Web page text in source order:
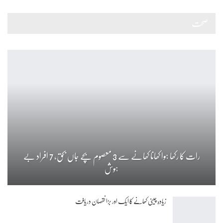
رات کا رکھا ہوا کھانا کھانے سے 3 معصوم بچے جاں بحق، 7 افراد بے
ہوش
زیادہ چینی کھانے کا ایک اور بڑا نقصان دریافت